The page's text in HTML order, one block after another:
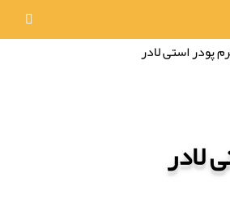
پودر استی لادر
لادر